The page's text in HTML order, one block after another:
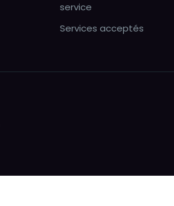
service
Services acceptés